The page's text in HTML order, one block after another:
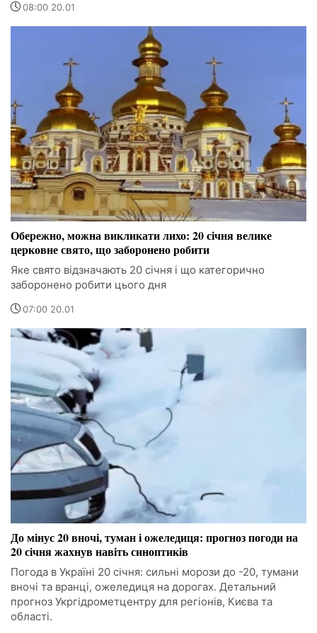
08:00 20.01
Обережно, можна викликати лихо: 20 січня велике
церковне свято, що заборонено робити
Яке свято відзначають 20 січня і що категорично
заборонено робити цього дня
07:00 20.01
До мінус 20 вночі, туман і ожеледиця: прогноз погоди на
20 січня жахнув навіть синоптиків
Погода в Україні 20 січня: сильні морози до -20, тумани
вночі та вранці, ожеледиця на дорогах. Детальний
прогноз Укргідрометцентру для регіонів, Києва та
області.